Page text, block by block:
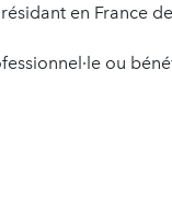
en France
ou